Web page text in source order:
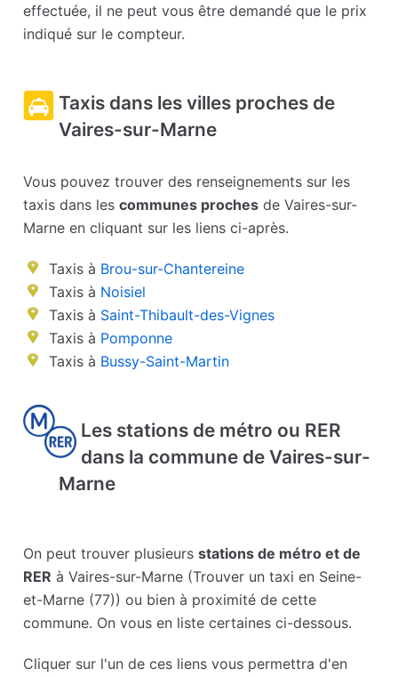
effectuée, il ne peut vous être demandé que le prix
indiqué sur le compteur.
Taxis dans les villes proches de
Vaires-sur-Marne
Vous pouvez trouver des renseignements sur les
taxis dans lescommunes proches de Vaires-sur-
Marne en cliquant sur les liens ci-après.
Taxis à Brou-sur-Chantereine
Taxis à Noisiel
Taxis à Saint-Thibault-des-Vignes
Taxis à Pomponne
Taxis à Bussy-Saint-Martin
Les stations de métro ou RER
dans la commune de Vaires-sur-
Marne
On peut trouver plusieursstations de métro et de
RER à Vaires-sur-Marne (Trouver un taxi en Seine-
et-Marne (77)) ou bien à proximité de cette
commune. On vous en liste certaines ci-dessous.
Cliquer sur l'un de ces liens vous permettra d'en